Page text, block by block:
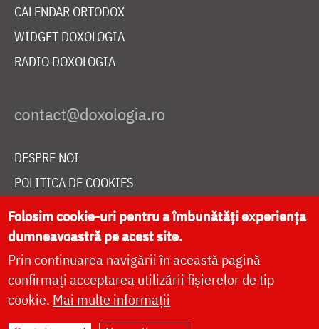
CALENDAR ORTODOX
WIDGET DOXOLOGIA
RADIO DOXOLOGIA
DESPRE NOI
POLITICA DE COOKIES
DONEAZĂ ONLINE PENTRU CATEDRALA NAȚIONALĂ
LIVE
Folosim cookie-uri pentru a îmbunătăți experiența
dumneavoastră pe acest site.
Prin continuarea navigării în această pagină
confirmați acceptarea utilizării fișierelor de tip
cookie. Mai multe informații